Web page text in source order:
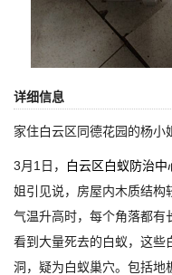
详细信息
家住白云区同德花园的杨小
3月1日， 白云区白蚁防治中
姐引见说，房屋内木质结构
气温升高时，每个角落都有
看到大量死去的白蚁，这些
洞，疑为白蚁巢穴。包括地